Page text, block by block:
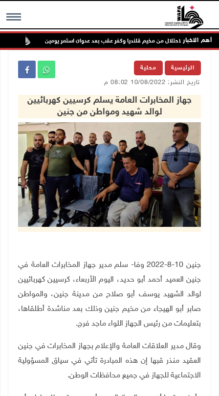
MENU أهم الاخبار
قوات الاحتلال من مخيم قلنديا وكفر عقب بعد عدوان استمر يومين
الرئيسية محلية
تاريخ النشر: 10/08/2022 08:02 م
جهاز المخابرات العامة يسلم كرسيين كهربائيين
لوالد شهيد ومواطن من جنين
جنين 10-8-2022 وفا- سلم مدير جهاز المخابرات العامة في
جنين العميد أحمد أبو حديد، اليوم الأربعاء، كرسيين كهربائيين
لوالد الشهيد يوسف أبو صلاح من مدينة جنين، والمواطن
صابر أبو الهيجاء من مخيم جنين وذلك بعد مناشدة أطلقاها،
بتعليمات من رئيس الجهاز اللواء ماجد فرج.
وقال مدير العلاقات العامة والإعلام بجهاز المخابرات في جنين
العقيد منذر قبها إن هذه المبادرة تأتي في سياق المسؤولية
الاجتماعية للجهاز في جميع محافظات الوطن.